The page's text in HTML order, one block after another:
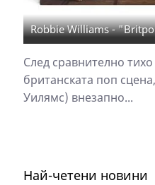
Robbie Williams -
След сравнително
британската поп
Уилямс) внезапно...
Най-четени новини